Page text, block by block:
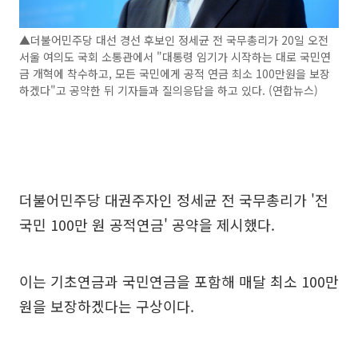
▲더불어민주당 대선 경선 후보인 정세균 전 국무총리가 20일 오전
서울 여의도 국회 소통관에서 "대통령 임기가 시작하는 대로 국민연
금 개혁에 착수하고, 모든 국민에게 공적 연금 최소 100만원을 보장
하겠다"고 공약한 뒤 기자들과 질의응답을 하고 있다. (연합뉴스)
더불어민주당 대권주자인 정세균 전 국무총리가 '전
국민 100만 원 공적연금' 공약을 제시했다.
이는 기초연금과 국민연금을 포함해 매달 최소 100만
원을 보장하겠다는 구상이다.